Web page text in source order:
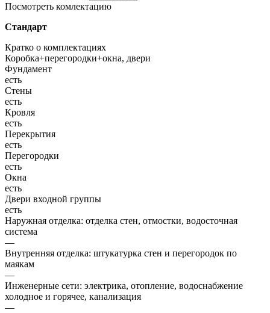
Посмотреть комлектацию
Стандарт
Кратко о комплектациях
Коробка+перегородки+окна, двери
Фундамент
есть
Стены
есть
Кровля
есть
Перекрытия
есть
Перегородки
есть
Окна
есть
Двери входной группы
есть
Наружная отделка: отделка стен, отмостки, водосточная
система
—
Внутренняя отделка: штукатурка стен и перегородок по
маякам
—
Инженерные сети: электрика, отопление, водоснабжение
холодное и горячее, канализация
—